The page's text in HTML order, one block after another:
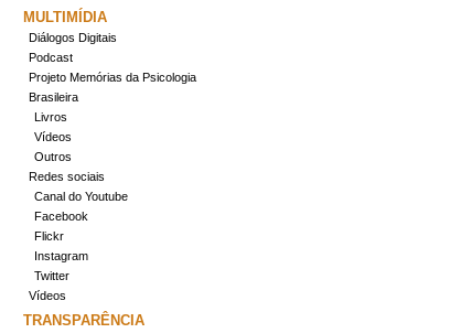
MULTIMÍDIA
Diálogos Digitais
Podcast
Projeto Memórias da Psicologia
Brasileira
Livros
Vídeos
Outros
Redes sociais
Canal do Youtube
Facebook
Flickr
Instagram
Twitter
Vídeos
TRANSPARÊNCIA